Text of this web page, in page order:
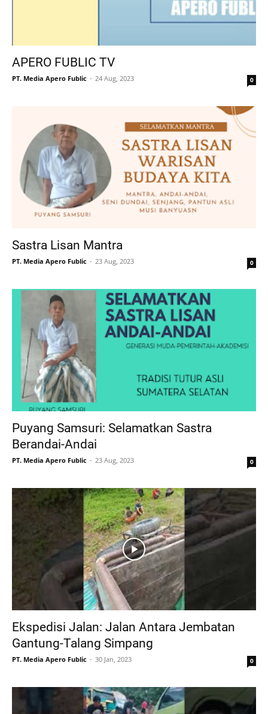
APERO FUBLIC TV
PT. Media Apero Fublic 24 Aug, 2023 0
Sastra Lisan Mantra
PT. Media Apero Fublic 23 Aug, 2023 0
Puyang Samsuri: Selamatkan Sastra
Berandai-Andai
PT. Media Apero Fublic 23 Aug, 2023 0
Ekspedisi Jalan: Jalan Antara Jembatan
Gantung-Talang Simpang
PT. Media Apero Fublic 30 Jan, 2023 0